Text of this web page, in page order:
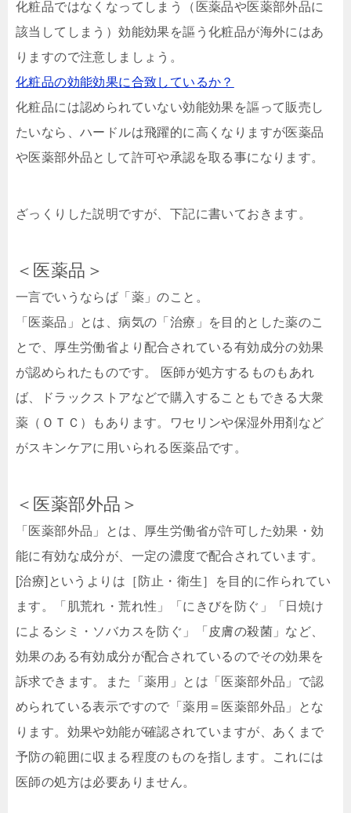
化粧品ではなくなってしまう（医薬品や医薬部外品に
該当してしまう）効能効果を謳う化粧品が海外にはあ
りますので注意しましょう。
化粧品の効能効果に合致しているか？
化粧品には認められていない効能効果を謳って販売し
たいなら、ハードルは飛躍的に高くなりますが医薬品
や医薬部外品として許可や承認を取る事になります。
ざっくりした説明ですが、下記に書いておきます。
＜医薬品＞
一言でいうならば「薬」のこと。
「医薬品」とは、病気の「治療」を目的とした薬のこ
とで、厚生労働省より配合されている有効成分の効果
が認められたものです。 医師が処方するものもあれ
ば、ドラックストアなどで購入することもできる大衆
薬（ＯＴＣ）もあります。ワセリンや保湿外用剤など
がスキンケアに用いられる医薬品です。
＜医薬部外品＞
「医薬部外品」とは、厚生労働省が許可した効果・効
能に有効な成分が、一定の濃度で配合されています。
[治療]というよりは［防止・衛生］を目的に作られてい
ます。「肌荒れ・荒れ性」「にきびを防ぐ」「日焼け
によるシミ・ソバカスを防ぐ」「皮膚の殺菌」など、
効果のある有効成分が配合されているのでその効果を
訴求できます。また「薬用」とは「医薬部外品」で認
められている表示ですので「薬用＝医薬部外品」とな
ります。効果や効能が確認されていますが、あくまで
予防の範囲に収まる程度のものを指します。これには
医師の処方は必要ありません。